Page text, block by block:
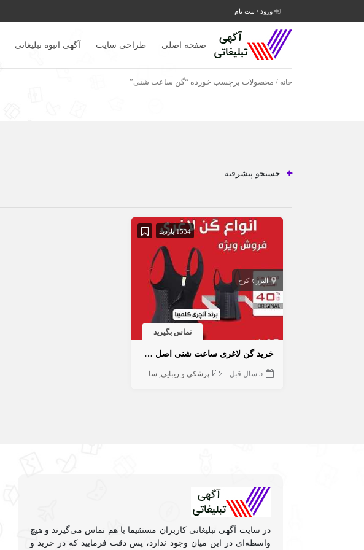
ورود / ثبت نام
صفحه اصلی طراحی سایت آگهی انبوه تبلیغاتی
خانه / محصولات برچسب خورده “گن ساعت شنی”
جستجو پیشرفته
1534 بازدید
البرز کرج
تماس بگیرید
خرید گن لاغری ساعت شنی اصل کلمبیا
5 سال قبل پزشکی و زیبایی سایر
در سایت آگهی تبلیغاتی کاربران مستقیما با هم تماس می‌گیرند و هیچ
واسطه‌ای در این میان وجود ندارد، پس دقت فرمایید که در خرید و